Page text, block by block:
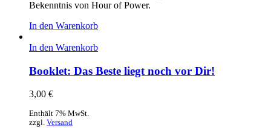
Bekenntnis von Hour of Power.
In den Warenkorb
In den Warenkorb
Booklet: Das Beste liegt noch vor Dir!
3,00 €
Enthält 7% MwSt.
zzgl. Versand